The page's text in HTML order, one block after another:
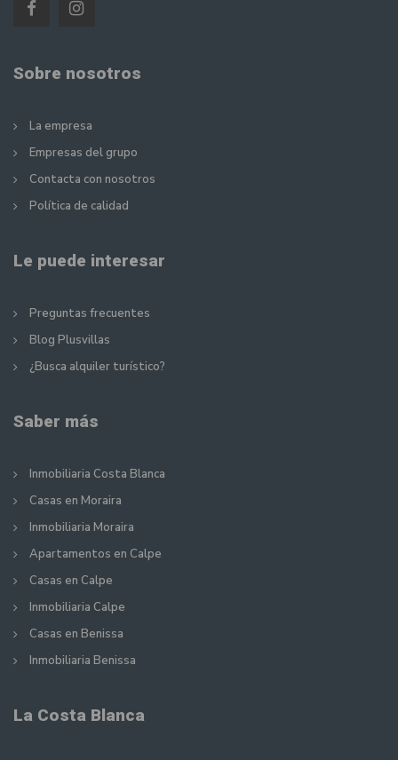
Sobre nosotros
La empresa
Empresas del grupo
Contacta con nosotros
Política de calidad
Le puede interesar
Preguntas frecuentes
Blog Plusvillas
¿Busca alquiler turístico?
Saber más
Inmobiliaria Costa Blanca
Casas en Moraira
Inmobiliaria Moraira
Apartamentos en Calpe
Casas en Calpe
Inmobiliaria Calpe
Casas en Benissa
Inmobiliaria Benissa
La Costa Blanca